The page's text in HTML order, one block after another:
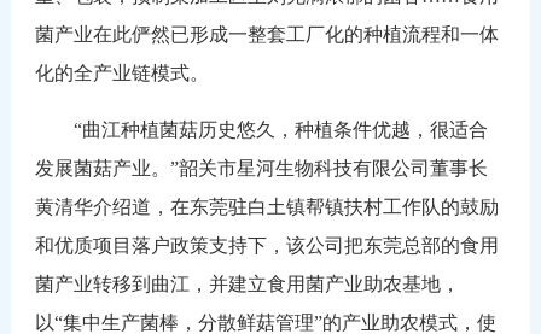
菌产业在此俨然已形成一整套工厂化的种植流程和一体
化的全产业链模式。
“曲江种植菌菇历史悠久，种植条件优越，很适合
发展菌菇产业。”韶关市星河生物科技有限公司董事长
黄清华介绍道，在东莞驻白土镇帮镇扶村工作队的鼓励
和优质项目落户政策支持下，该公司把东莞总部的食用
菌产业转移到曲江，并建立食用菌产业助农基地，
以“集中生产菌棒，分散鲜菇管理”的产业助农模式，使